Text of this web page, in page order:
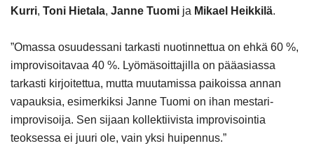
Kurri, Toni Hietala, Janne Tuomi ja Mikael Heikkilä.
”Omassa osuudessani tarkasti nuotinnettua on ehkä 60 %,
improvisoitavaa 40 %. Lyömäsoittajilla on pääasiassa
tarkasti kirjoitettua, mutta muutamissa paikoissa annan
vapauksia, esimerkiksi Janne Tuomi on ihan mestari-
improvisoija. Sen sijaan kollektiivista improvisointia
teoksessa ei juuri ole, vain yksi huipennus.”